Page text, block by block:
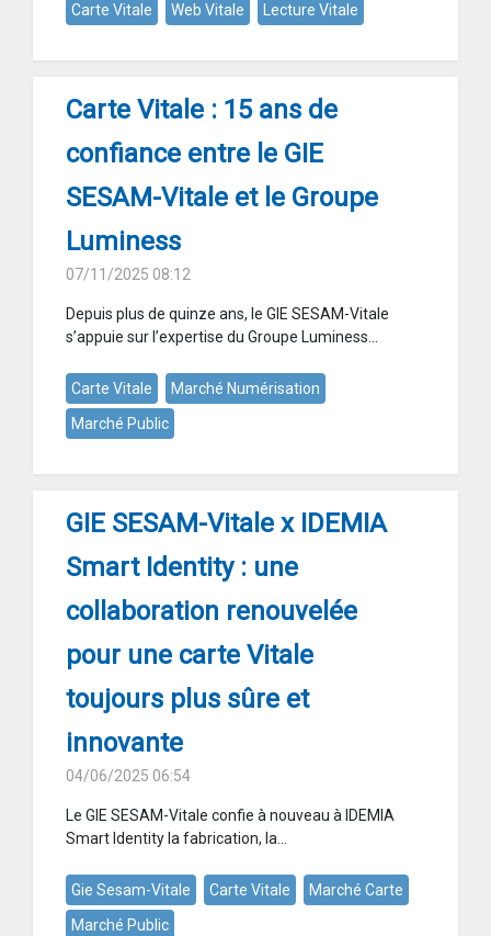
Carte Vitale Web Vitale Lecture Vitale
Carte Vitale : 15 ans de
confiance entre le GIE
SESAM-Vitale et le Groupe
Luminess
07/11/2025 08:12
Depuis plus de quinze ans, le GIE SESAM-Vitale
s’appuie sur l’expertise du Groupe Luminess...
Carte Vitale
Marché Numérisation
Marché Public
GIE SESAM-Vitale x IDEMIA
Smart Identity : une
collaboration renouvelée
pour une carte Vitale
toujours plus sûre et
innovante
04/06/2025 06:54
Le GIE SESAM-Vitale confie à nouveau à IDEMIA
Smart Identity la fabrication, la...
Gie Sesam-Vitale Carte Vitale
Marché Carte
Marché Public